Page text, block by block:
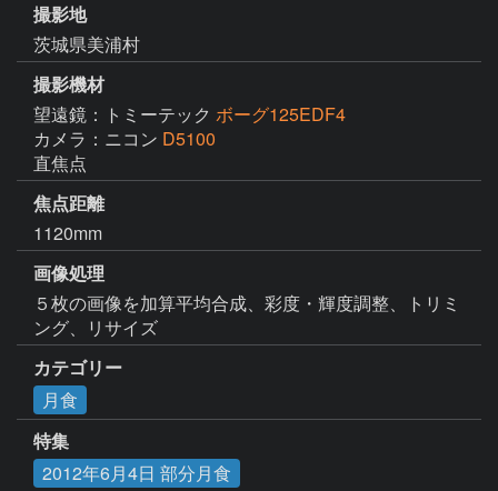
撮影地
茨城県美浦村
撮影機材
望遠鏡：トミーテック ボーグ125EDF4
カメラ：ニコン D5100
直焦点
焦点距離
1120mm
画像処理
５枚の画像を加算平均合成、彩度・輝度調整、トリミ
ング、リサイズ
カテゴリー
月食
特集
2012年6月4日 部分月食